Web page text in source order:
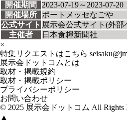
開催期間
2023-07-19～2023-07-20
開催場所
ポートメッセなごや
公式サイト 展示会公式サイト(外部
主催者
日本食糧新聞社
×
特集リクエストはこちら
展示会ドットコムとは
取材・掲載規約
取材・掲載ポリシー
プライバシーポリシー
お問い合わせ
© 2025 展示会ドットコム All Rights
▲